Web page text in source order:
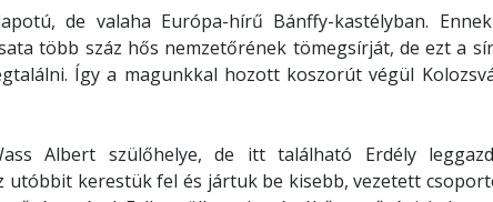
de valaha Európa-hírű Bánffy-kastélyban.
több száz hős nemzetőrének tömegsírját, de ezt a
Így a magunkkal hozott koszorút végül
Albert szülőhelye, de itt található Erdély
utóbbit kerestük fel és jártuk be kisebb, vezetett